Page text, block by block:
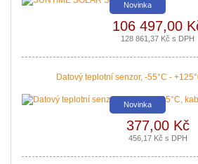
Nová zelená úsporám a Kotlíkové dotace
|více zde ..
Novinka
106 497,00
128 861,37 Kč s DPH
Datový teplotní senzor, -55°C -
Novinka
377,00 Kč
456,17 Kč s DPH